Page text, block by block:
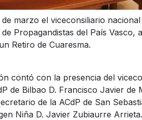
marzo el viceconsiliario
Propagandistas del País
Retiro de Cuaresma.
contó con la presencia del
de Bilbao D. Francisco Javier de
de la ACdP de San
Niña D. Javier Zubiaurre Arrieta.